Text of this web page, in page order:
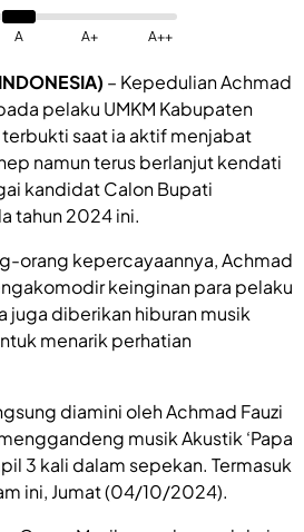
A A+ A++
– Kepedulian Achmad
pelaku UMKM Kabupaten
saat ia aktif menjabat
namun terus berlanjut kendati
kandidat Calon Bupati
tahun 2024 ini.
orang kepercayaannya, Achmad
keinginan para pelaku
juga diberikan hiburan musik
menarik perhatian
diamini oleh Achmad Fauzi
musik Akustik ‘Papa
3 kali dalam sepekan. Termasuk
ini, Jumat (04/10/2024).